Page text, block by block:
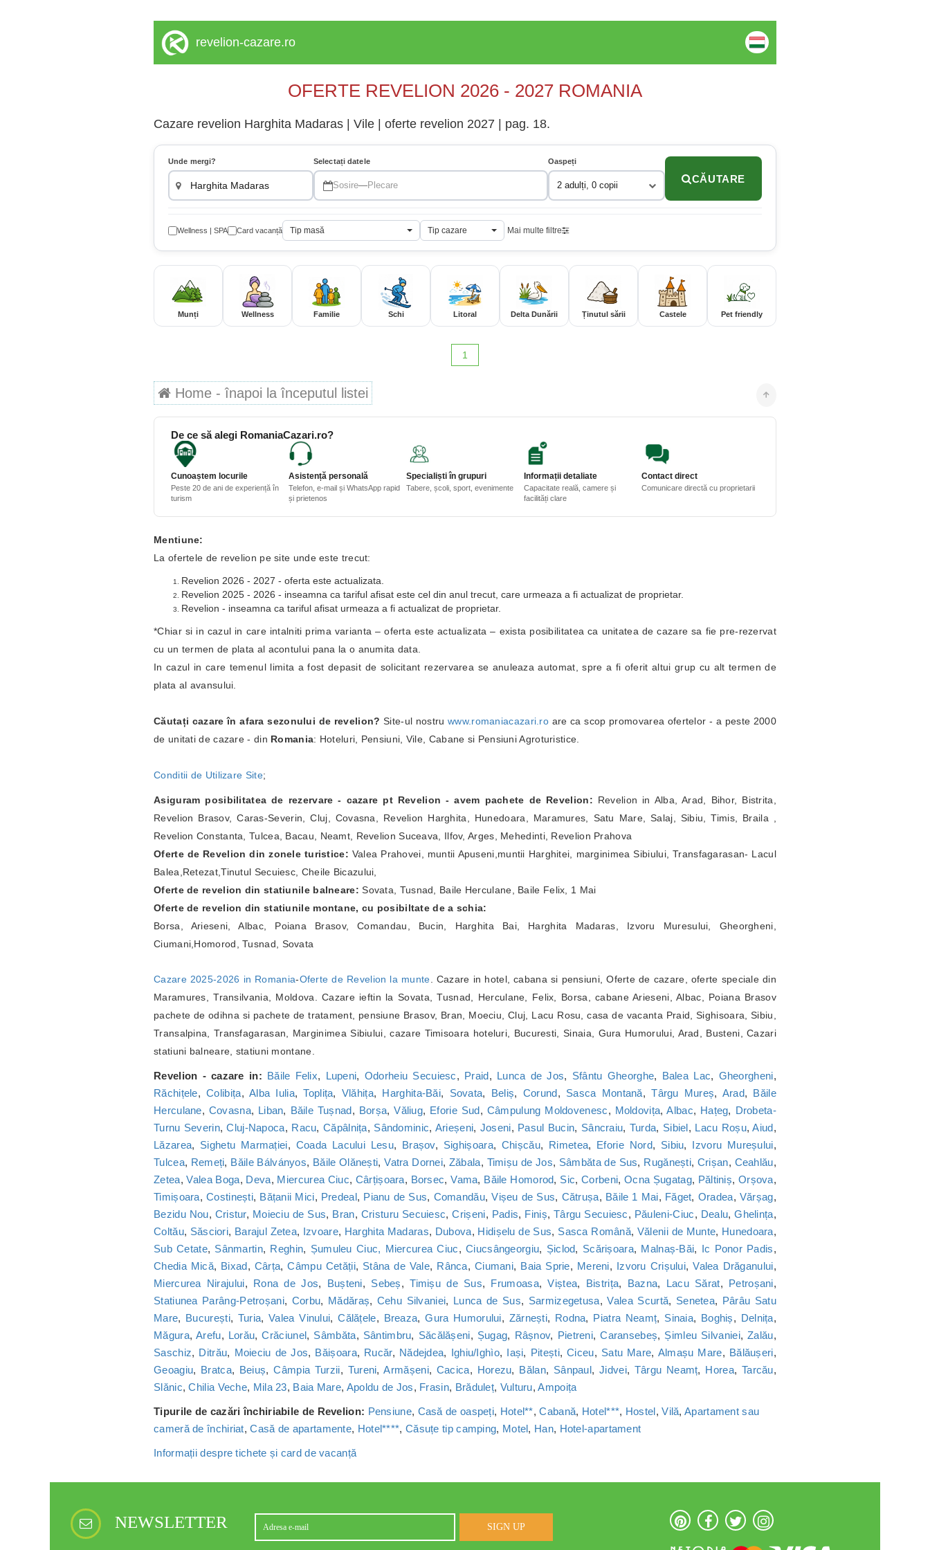
revelion-cazare.ro
OFERTE REVELION 2026 - 2027 ROMANIA
Cazare revelion Harghita Madaras | Vile | oferte revelion 2027 | pag. 18.
Unde mergi? Selectați datele
Sosire—Plecare
Oaspeți
2 adulți, 0 copii
CĂUTARE
Wellness | SPA Card vacanță Tip masă Tip cazare Mai multe filtre
Munți Wellness Familie Schi Litoral Delta Dunării Ținutul sării Castele Pet friendly
1
Home - înapoi la începutul listei
De ce să alegi RomaniaCazari.ro?
Cunoaștem locurile
Peste 20 de ani de experiență în
turism
Asistență personală
Telefon, e-mail și WhatsApp rapid
și prietenos
Specialiști în grupuri
Tabere, școli, sport, evenimente
Informații detaliate
Capacitate reală, camere și
facilități clare
Contact direct
Comunicare directă cu proprietarii
Mentiune:
La ofertele de revelion pe site unde este trecut:
Revelion 2026 - 2027 - oferta este actualizata.
Revelion 2025 - 2026 - inseamna ca tariful afisat este cel din anul trecut, care urmeaza a fi actualizat de proprietar.
Revelion - inseamna ca tariful afisat urmeaza a fi actualizat de proprietar.
*Chiar si in cazul in care intalniti prima varianta – oferta este actualizata – exista posibilitatea ca unitatea de cazare sa fie pre-rezervat
cu un termen de plata al acontului pana la o anumita data.
In cazul in care temenul limita a fost depasit de solicitant rezervarea se anuleaza automat, spre a fi oferit altui grup cu alt termen de
plata al avansului.
Căutați cazare în afara sezonului de revelion?Site-ul nostruwww.romaniacazari.ro are ca scop promovarea ofertelor - a peste 2000
de unitati de cazare - din Romania: Hoteluri, Pensiuni, Vile, Cabane si Pensiuni Agroturistice.
Conditii de Utilizare Site;
Asiguram posibilitatea de rezervare - cazare pt Revelion - avem pachete de Revelion: Revelion in Alba, Arad, Bihor, Bistrita,
Revelion Brasov, Caras-Severin, Cluj, Covasna, Revelion Harghita, Hunedoara, Maramures, Satu Mare, Salaj, Sibiu, Timis, Braila ,
Revelion Constanta, Tulcea, Bacau, Neamt, Revelion Suceava, Ilfov, Arges, Mehedinti, Revelion Prahova
Oferte de Revelion din zonele turistice: Valea Prahovei, muntii Apuseni,muntii Harghitei, marginimea Sibiului, Transfagarasan- Lacul
Balea,Retezat,Tinutul Secuiesc, Cheile Bicazului,
Oferte de revelion din statiunile balneare: Sovata, Tusnad, Baile Herculane, Baile Felix, 1 Mai
Oferte de revelion din statiunile montane, cu posibiltate de a schia:
Borsa, Arieseni, Albac, Poiana Brasov, Comandau, Bucin, Harghita Bai, Harghita Madaras, Izvoru Muresului, Gheorgheni,
Ciumani,Homorod, Tusnad, Sovata
Cazare 2025-2026 in Romania-Oferte de Revelion la munte. Cazare in hotel, cabana si pensiuni, Oferte de cazare, oferte speciale din
Maramures, Transilvania, Moldova. Cazare ieftin la Sovata, Tusnad, Herculane, Felix, Borsa, cabane Arieseni, Albac, Poiana Brasov
pachete de odihna si pachete de tratament, pensiune Brasov, Bran, Moeciu, Cluj, Lacu Rosu, casa de vacanta Praid, Sighisoara, Sibiu,
Transalpina, Transfagarasan, Marginimea Sibiului, cazare Timisoara hoteluri, Bucuresti, Sinaia, Gura Humorului, Arad, Busteni, Cazari
statiuni balneare, statiuni montane.
Revelion - cazare in: Băile Felix, Lupeni, Odorheiu Secuiesc, Praid, Lunca de Jos, Sfântu Gheorghe, Balea Lac, Gheorgheni,
Răchițele,Colibița,Alba Iulia,Toplița, Vlăhița, Harghita-Băi, Sovata, Beliș, Corund, Sasca Montană,Târgu Mureș, Arad, Băile
Herculane, Covasna, Liban, Băile Tușnad, Borșa,Văliug, Eforie Sud, Câmpulung Moldovenesc, Moldovița,Albac, Hațeg, Drobeta-
Turnu Severin,Cluj-Napoca, Racu, Căpâlnița, Sândominic, Arieșeni, Joseni, Pasul Bucin, Sâncraiu, Turda, Sibiel, Lacu Roșu,Aiud,
Lăzarea, Sighetu Marmației, Coada Lacului Lesu, Brașov, Sighișoara, Chișcău, Rimetea, Eforie Nord, Sibiu, Izvoru Mureșului,
Tulcea, Remeți, Băile Bálványos, Băile Olănești,Vatra Dornei, Zăbala, Timișu de Jos, Sâmbăta de Sus, Rugănești, Crișan, Ceahlău,
Zetea,Valea Boga, Deva, Miercurea Ciuc, Cârțișoara, Borsec,Vama, Băile Homorod, Sic,Corbeni, Ocna Șugatag, Păltiniș, Orșova,
Timișoara, Costinești, Bățanii Mici, Predeal, Pianu de Sus, Comandău,Vișeu de Sus, Cătrușa, Băile 1 Mai, Făget, Oradea, Vărșag,
Bezidu Nou, Cristur, Moieciu de Sus, Bran, Cristuru Secuiesc,Crișeni, Padis, Finiș,Târgu Secuiesc, Păuleni-Ciuc, Dealu,Ghelința,
Coltău, Săsciori, Barajul Zetea, Izvoare, Harghita Madaras, Dubova, Hidișelu de Sus, Sasca Română, Vălenii de Munte, Hunedoara,
Sub Cetate, Sânmartin, Reghin, Șumuleu Ciuc, Miercurea Ciuc,Ciucsângeorgiu, Șiclod, Scărișoara, Malnaș-Băi, Ic Ponor Padis,
Chedia Mică, Bixad, Cârța,Câmpu Cetății, Stâna de Vale, Rânca, Ciumani, Baia Sprie, Mereni, Izvoru Crișului,Valea Drăganului,
Miercurea Nirajului, Rona de Jos, Bușteni, Sebeș,Timișu de Sus, Frumoasa,Viștea, Bistrița, Bazna, Lacu Sărat, Petroșani,
Statiunea Parâng-Petroșani, Corbu, Mădăraș, Cehu Silvaniei, Lunca de Sus, Sarmizegetusa,Valea Scurtă, Senetea, Pârâu Satu
Mare, București, Turia,Valea Vinului,Călățele, Breaza,Gura Humorului, Zărnești, Rodna, Piatra Neamț, Sinaia, Boghiș, Delnița,
Măgura,Arefu, Lorău,Crăciunel, Sâmbăta, Sântimbru, Săcălășeni, Șugag, Râșnov, Pietreni,Caransebeș, Șimleu Silvaniei,Zalău,
Saschiz, Ditrău, Moieciu de Jos, Băișoara, Rucăr, Nădejdea, Ighiu/Ighìo, Iași, Pitești,Ciceu, Satu Mare, Almașu Mare, Bălăușeri,
Geoagiu, Bratca, Beiuș,Câmpia Turzii, Tureni,Armășeni, Cacica, Horezu, Bălan, Sânpaul, Jidvei, Târgu Neamț, Horea, Tarcău,
Slănic,Chilia Veche, Mila 23, Baia Mare, Apoldu de Jos, Frasin, Brăduleț, Vulturu,Ampoița
Tipurile de cazări închiriabile de Revelion: Pensiune, Casă de oaspeți, Hotel**,Cabană, Hotel***, Hostel,Vilă,Apartament sau
cameră de închiriat,Casă de apartamente, Hotel****, Căsuțe tip camping, Motel, Han, Hotel-apartament
Informații despre tichete și card de vacanță
NEWSLETTER SIGN UP